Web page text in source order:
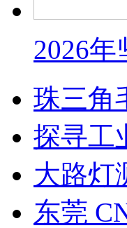
2026
珠三角
探寻工
大路灯
东莞